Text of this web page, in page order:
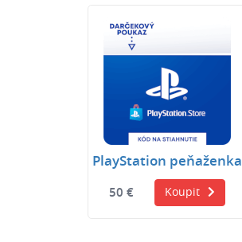
PlayStation peňaženka
50 € Koupit